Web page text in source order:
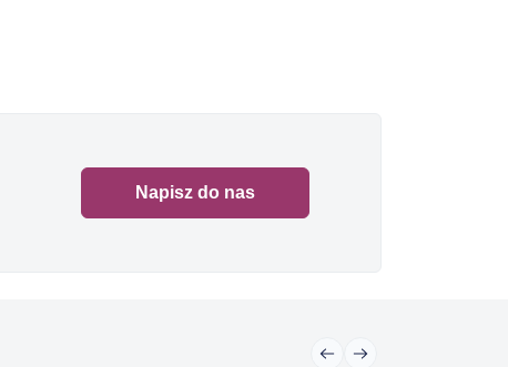
Napisz do nas